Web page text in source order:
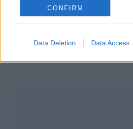
CONFIRM
Data Deletion Data Access